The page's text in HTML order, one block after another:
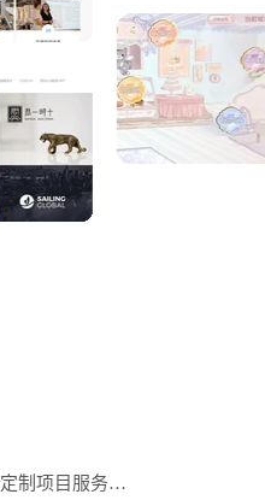
1.2026年上海APP开发公司有哪些？企业定制项目服务商推荐与选型参考